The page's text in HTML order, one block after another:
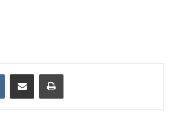
VKontakteShare via Email Print